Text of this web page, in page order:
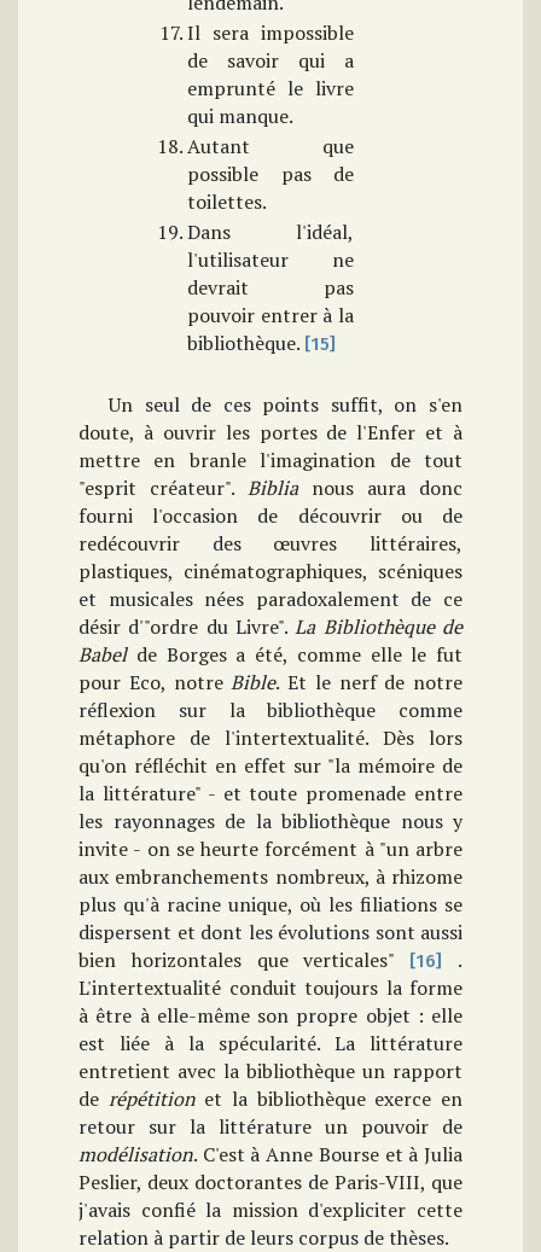
Il sera impossible
de savoir qui a
emprunté le livre
qui manque.
Autant que
possible pas de
toilettes.
Dans l'idéal,
l'utilisateur ne
devrait pas
pouvoir entrer à la
bibliothèque. [15]
Un seul de ces points suffit, on s'en
doute, à ouvrir les portes de l'Enfer et à
mettre en branle l'imagination de tout
"esprit créateur". Biblianous aura donc
fourni l'occasion de découvrir ou de
redécouvrir des œuvres littéraires,
plastiques, cinématographiques, scéniques
et musicales nées paradoxalement de ce
désir d'"ordre du Livre".La Bibliothèque de
Babel de Borges a été, comme elle le fut
pour Eco, notreBible. Et le nerf de notre
réflexion sur la bibliothèque comme
métaphore de l'intertextualité. Dès lors
qu'on réfléchit en effet sur "la mémoire de
la littérature" - et toute promenade entre
les rayonnages de la bibliothèque nous y
invite - on se heurte forcément à "un arbre
aux embranchements nombreux, à rhizome
plus qu'à racine unique, où les filiations se
dispersent et dont les évolutions sont aussi
bien horizontales que verticales"
[16]
.
L'intertextualité conduit toujours la forme
à être à elle-même son propre objet : elle
est liée à la spécularité. La littérature
entretient avec la bibliothèque un rapport
de répétitionet la bibliothèque exerce en
retour sur la littérature un pouvoir de
modélisation. C'est à Anne Bourse et à Julia
Peslier, deux doctorantes de Paris-VIII, que
j'avais confié la mission d'expliciter cette
relation à partir de leurs corpus de thèses.